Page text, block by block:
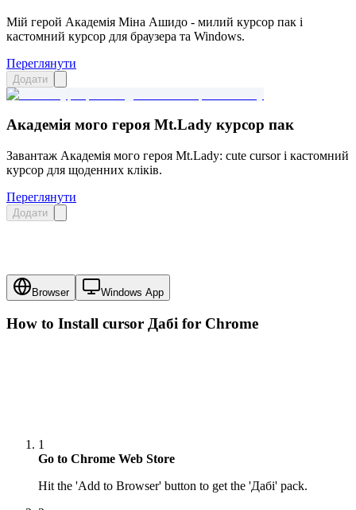
Мій герой Академія Міна Ашидо - милий курсор пак і
кастомний курсор для браузера та Windows.
Переглянути
Додати
Академія мого героя Mt.Lady курсор пак
Завантаж Академія мого героя Mt.Lady: cute cursor і кастомний
курсор для щоденних кліків.
Переглянути
Додати
Browser Windows App
How to Install cursor Дабі for Chrome
1
Go to Chrome Web Store
Hit the 'Add to Browser' button to get the 'Дабі' pack.